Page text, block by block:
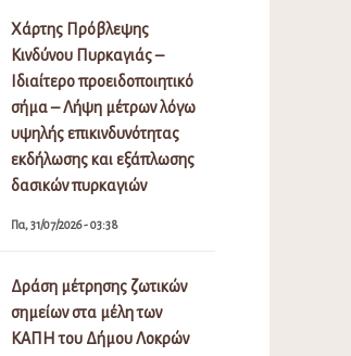
Χάρτης Πρόβλεψης
Κινδύνου Πυρκαγιάς –
Ιδιαίτερο προειδοποιητικό
σήμα – Λήψη μέτρων λόγω
υψηλής επικινδυνότητας
εκδήλωσης και εξάπλωσης
δασικών πυρκαγιών
Πα, 31/07/2026 - 03:38
Δράση μέτρησης ζωτικών
σημείων στα μέλη των
ΚΑΠΗ του Δήμου Λοκρών